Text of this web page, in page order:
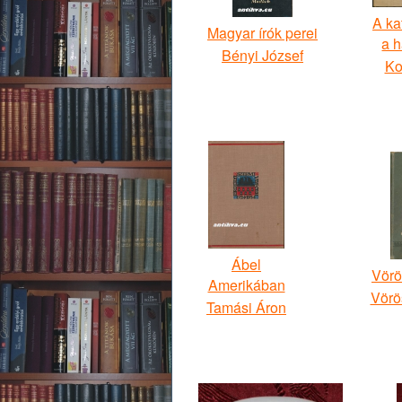
Magyar írók perei
Bényi József
A
a
Ábel
Amerikában
Tamási Áron